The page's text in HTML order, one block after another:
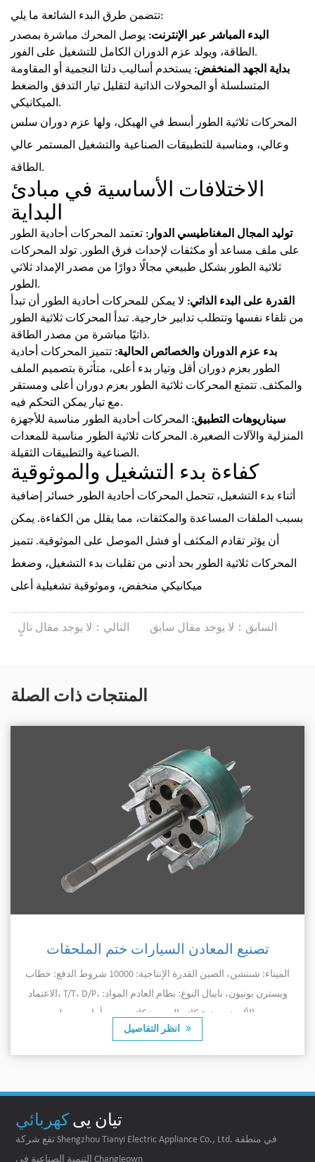
تتضمن طرق البدء الشائعة ما يلي:
البدء المباشر عبر الإنترنت: يوصل المحرك مباشرة بمصدر
الطاقة، ويولد عزم الدوران الكامل للتشغيل على الفور.
بداية الجهد المنخفض: يستخدم أساليب دلتا النجمية أو المقاومة
المتسلسلة أو المحولات الذاتية لتقليل تيار التدفق والضغط
الميكانيكي.
المحركات ثلاثية الطور أبسط في الهيكل، ولها عزم دوران سلس
وعالي، ومناسبة للتطبيقات الصناعية والتشغيل المستمر عالي
الطاقة.
الاختلافات الأساسية في مبادئ
البداية
توليد المجال المغناطيسي الدوار: تعتمد المحركات أحادية الطور
على ملف مساعد أو مكثفات لإحداث فرق الطور. تولد المحركات
ثلاثية الطور بشكل طبيعي مجالًا دوارًا من مصدر الإمداد ثلاثي
الطور.
القدرة على البدء الذاتي: لا يمكن للمحركات أحادية الطور أن تبدأ
من تلقاء نفسها وتتطلب تدابير خارجية. تبدأ المحركات ثلاثية الطور
ذاتيًا مباشرة من مصدر الطاقة.
بدء عزم الدوران والخصائص الحالية: تتميز المحركات أحادية
الطور بعزم دوران أقل وتيار بدء أعلى، متأثرة بتصميم الملف
والمكثف. تتمتع المحركات ثلاثية الطور بعزم دوران أعلى ومستقر
مع تيار يمكن التحكم فيه.
سيناريوهات التطبيق:
المحركات أحادية الطور مناسبة للأجهزة
المنزلية والآلات الصغيرة. المحركات ثلاثية الطور مناسبة للمعدات
الصناعية والتطبيقات الثقيلة.
كفاءة بدء التشغيل والموثوقية
أثناء بدء التشغيل، تتحمل المحركات أحادية الطور خسائر إضافية
بسبب الملفات المساعدة والمكثفات، مما يقلل من الكفاءة. يمكن
أن يؤثر تقادم المكثف أو فشل الموصل على الموثوقية. تتميز
المحركات ثلاثية الطور بحد أدنى من تقلبات بدء التشغيل، وضغط
ميكانيكي منخفض، وموثوقية تشغيلية أعلى
السابق：لا يوجد مقال سابق التالي：لا يوجد مقال تالٍ
المنتجات ذات الصلة
تصنيع المعادن السيارات ختم الملحقات
الميناء: شنتشن، الصين القدرة الإنتاجية: 10000 شروط الدفع: خطاب
الاعتماد، T/T، D/P، ويسترن يونيون، بايبال النوع: نظام العادم المواد:
تيان يى كهربائي
تقع شركة Shengzhou Tianyi Electric Appliance Co., Ltd. في منطقة
التنمية الصناعية في Changleown